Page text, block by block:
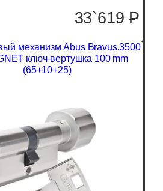
33`619P
механизм Abus Bravus.3500
ключ-вертушка 100 mm
(65+10+25)